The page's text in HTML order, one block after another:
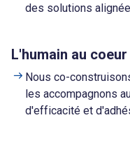
des solutions
L'humain au
Nous co-
les accompagnons
d'efficacité et